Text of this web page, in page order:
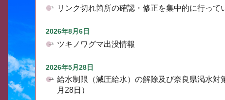
リンク切れ箇所の確認・修正を集中的に行って
2026年8月6日
ツキノワグマ出没情報
2026年5月28日
給水制限（減圧給水）の解除及び奈良県渇水対
月28日）